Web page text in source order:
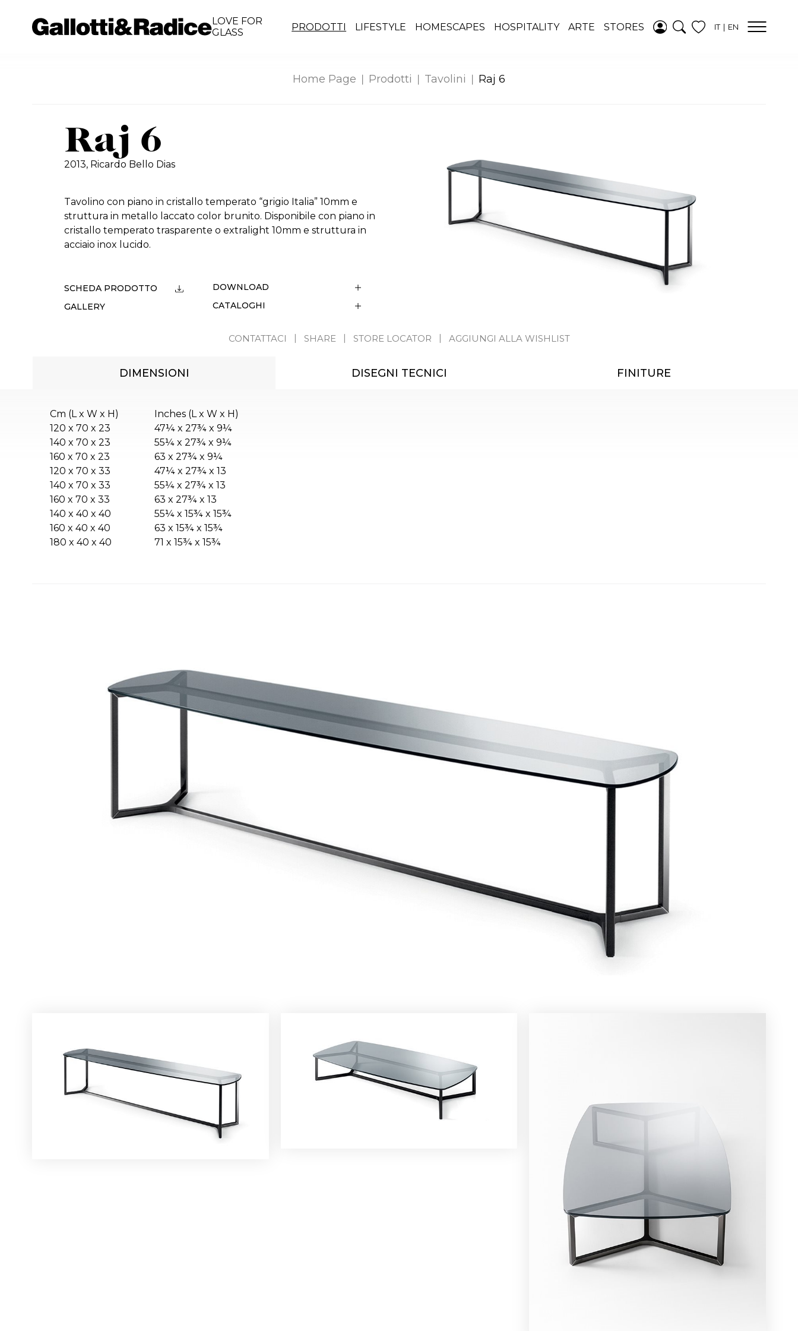
AGGIUNTO ALLA
WISHLIST
LOVE FOR
GLASS
PRODOTTI LIFESTYLE HOMESCAPES HOSPITALITY ARTE STORES IT EN
Home Page Prodotti Tavolini Raj 6
Raj 6
2013, Ricardo Bello Dias
Tavolino con piano in cristallo temperato “grigio Italia” 10mm e
struttura in metallo laccato color brunito. Disponibile con piano in
cristallo temperato trasparente o extralight 10mm e struttura in
acciaio inox lucido.
SCHEDA PRODOTTO
GALLERY
DOWNLOAD
CATALOGHI
CONTATTACI SHARE STORE LOCATOR AGGIUNGI ALLA WISHLIST
DIMENSIONI DISEGNI TECNICI FINITURE
Cm (L x W x H)
120 x 70 x 23
140 x 70 x 23
160 x 70 x 23
120 x 70 x 33
140 x 70 x 33
160 x 70 x 33
140 x 40 x 40
160 x 40 x 40
180 x 40 x 40
Inches (L x W x H)
47¼ x 27¾ x 9¼
55¼ x 27¾ x 9¼
63 x 27¾ x 9¼
47¼ x 27¾ x 13
55¼ x 27¾ x 13
63 x 27¾ x 13
55¼ x 15¾ x 15¾
63 x 15¾ x 15¾
71 x 15¾ x 15¾